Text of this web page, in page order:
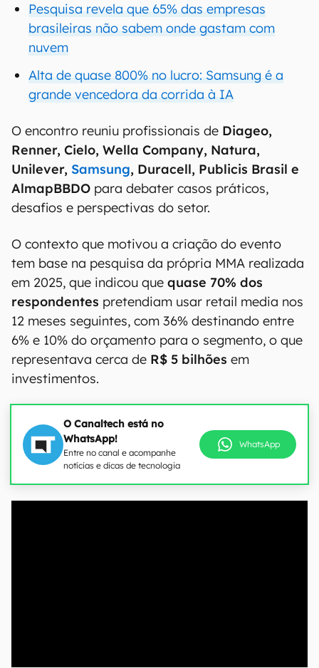
Pesquisa revela que 65% das empresas
brasileiras não sabem onde gastam com
nuvem
Alta de quase 800% no lucro: Samsung é a
grande vencedora da corrida à IA
O encontro reuniu profissionais de Diageo,
Renner, Cielo, Wella Company, Natura,
Unilever, Samsung, Duracell, Publicis Brasil e
AlmapBBDO para debater casos práticos,
desafios e perspectivas do setor.
O contexto que motivou a criação do evento
tem base na pesquisa da própria MMA realizada
em 2025, que indicou que quase 70% dos
respondentes pretendiam usar retail media nos
12 meses seguintes, com 36% destinando entre
6% e 10% do orçamento para o segmento, o que
representava cerca de R$ 5 bilhões em
investimentos.
O Canaltech está no
WhatsApp!
Entre no canal e acompanhe
notícias e dicas de tecnologia
WhatsApp